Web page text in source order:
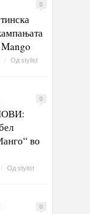
0
/ Од stylist
0
во
/ Од stylist
0